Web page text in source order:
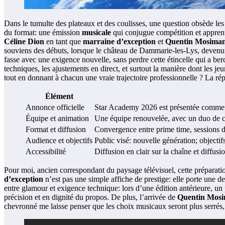
Dans le tumulte des plateaux et des coulisses, une question obsède
du format: une émission musicale qui conjugue compétition et
Céline Dion en tant que marraine d’exception etQuentin
souviens des débuts, lorsque le château de Dammarie-les-Lys,
fasse avec une exigence nouvelle, sans perdre cette étincelle qui a
techniques, les ajustements en direct, et surtout la manière dont les
tout en donnant à chacun une vraie trajectoire professionnelle ? La
Élément
Annonce officielle
Star Academy 2026 est présentée
Équipe et animation
Une équipe renouvelée, avec un duo de
Format et diffusion
Convergence entre prime time, sessions
Audience et objectifs Public visé: nouvelle génération;
Accessibilité
Diffusion en clair sur la chaîne et
Pour moi, ancien correspondant du paysage télévisuel, cette
d’exception n’est pas une simple affiche de prestige: elle porte une
entre glamour et exigence technique: lors d’une édition antérieure,
précision et en dignité du propos. De plus, l’arrivée de Quentin
chevronné me laisse penser que les choix musicaux seront plus